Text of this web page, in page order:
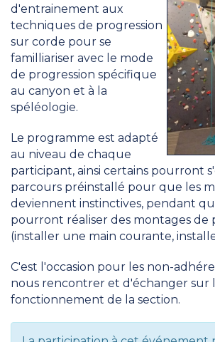
d'entrainement aux
techniques de progression
sur corde pour se
familliariser avec le mode
de progression spécifique
au canyon et à la
spéléologie.
Le programme est adapté
au niveau de chaque
participant, ainsi certains pourront
parcours préinstallé pour que les
deviennent instinctives, pendant
pourront réaliser des montages de
(installer une main courante,
C'est l'occasion pour les non-
nous rencontrer et d'échanger sur
fonctionnement de la section.